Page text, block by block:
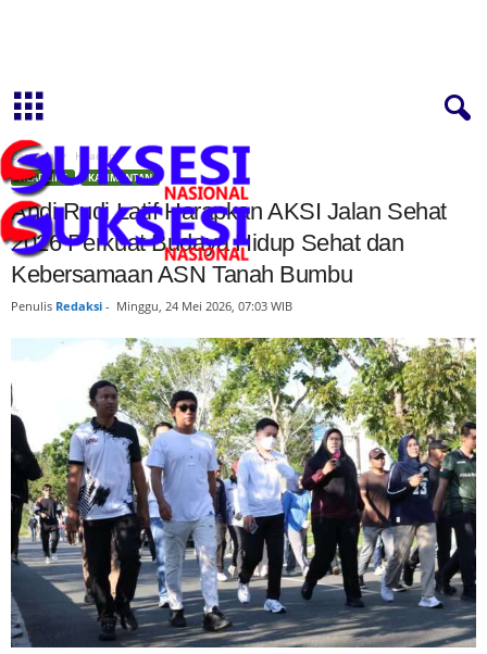
Beranda Headline
HEADLINE KALIMANTAN
Andi Rudi Latif Harapkan AKSI Jalan Sehat
2026 Perkuat Budaya Hidup Sehat dan
Kebersamaan ASN Tanah Bumbu
Penulis Redaksi - Minggu, 24 Mei 2026, 07:03 WIB